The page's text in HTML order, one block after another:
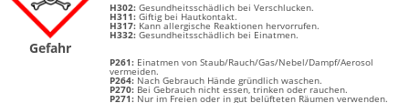
Gefahr
H302: Gesundheitsschädlich bei Verschlucken.
H311: Giftig bei Hautkontakt.
H317: Kann allergische Reaktionen hervorrufen.
H332: Gesundheitsschädlich bei Einatmen.
P261: Einatmen von Staub/Rauch/Gas/Nebel/Dampf/Aerosol
vermeiden.
P264: Nach Gebrauch Hände gründlich waschen.
P270: Bei Gebrauch nicht essen, trinken oder rauchen.
P271: Nur im Freien oder in gut belüfteten Räumen verwenden.